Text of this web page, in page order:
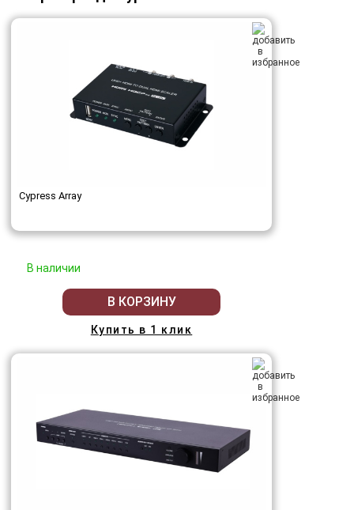
Cypress Array
В наличии
В КОРЗИНУ
Купить в 1 клик